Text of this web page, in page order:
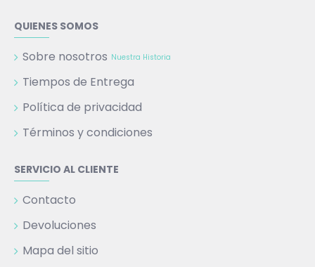
QUIENES SOMOS
Sobre nosotros Nuestra Historia
Tiempos de Entrega
Política de privacidad
Términos y condiciones
SERVICIO AL CLIENTE
Contacto
Devoluciones
Mapa del sitio